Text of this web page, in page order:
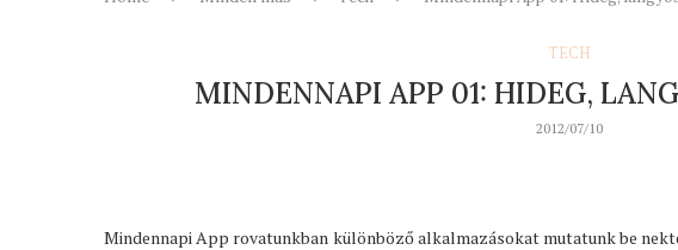
TECH
MINDENNAPI APP 01: HIDEG,
2012/07/10
Mindennapi App rovatunkban különböző alkalmazásokat mutatunk be